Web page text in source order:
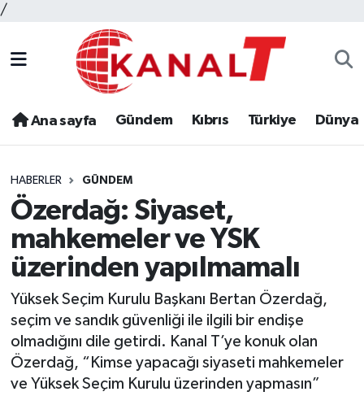
/
Ana sayfa Gündem Kıbrıs Türkiye Dünya
HABERLER GÜNDEM
Özerdağ: Siyaset,
mahkemeler ve YSK
üzerinden yapılmamalı
Yüksek Seçim Kurulu Başkanı Bertan Özerdağ,
seçim ve sandık güvenliği ile ilgili bir endişe
olmadığını dile getirdi. Kanal T’ye konuk olan
Özerdağ, “Kimse yapacağı siyaseti mahkemeler
ve Yüksek Seçim Kurulu üzerinden yapmasın”